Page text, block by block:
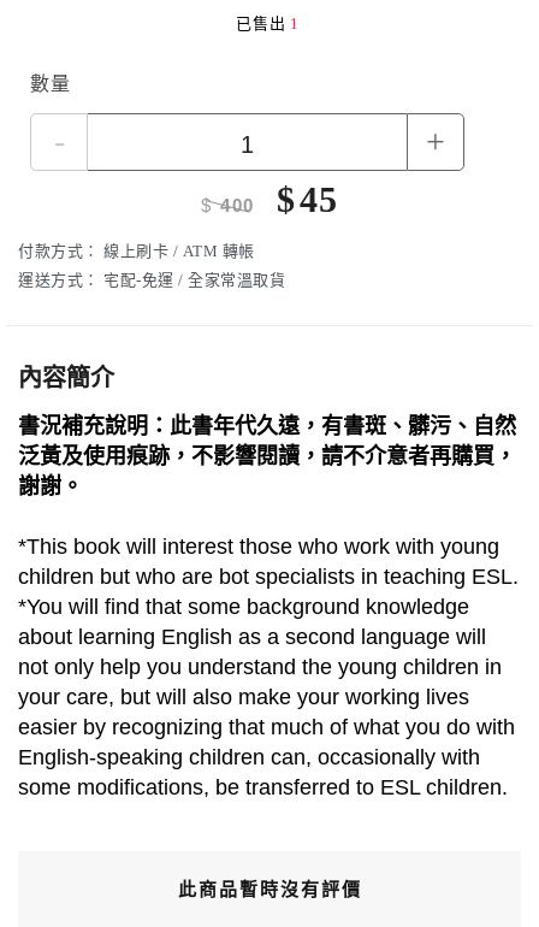
已售出 1
數量
- +
$400 $45
付款方式： 線上刷卡 / ATM 轉帳
運送方式：
宅配-免運 / 全家常溫取貨
內容簡介
書況補充說明：此書年代久遠，有書斑、髒污、自然
泛黃及使用痕跡，不影響閱讀，請不介意者再購買，
謝謝。
*This book will interest those who work with young
children but who are bot specialists in teaching ESL.
*You will find that some background knowledge
about learning English as a second language will
not only help you understand the young children in
your care, but will also make your working lives
easier by recognizing that much of what you do with
English-speaking children can, occasionally with
some modifications, be transferred to ESL children.
此商品暫時沒有評價